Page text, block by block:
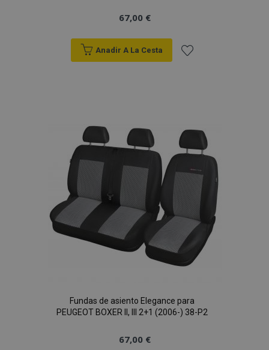
67,00 €
Anadir A La Cesta
de
Deseos
Fundas de asiento Elegance para
PEUGEOT BOXER II, III 2+1 (2006-) 38-P2
67,00 €